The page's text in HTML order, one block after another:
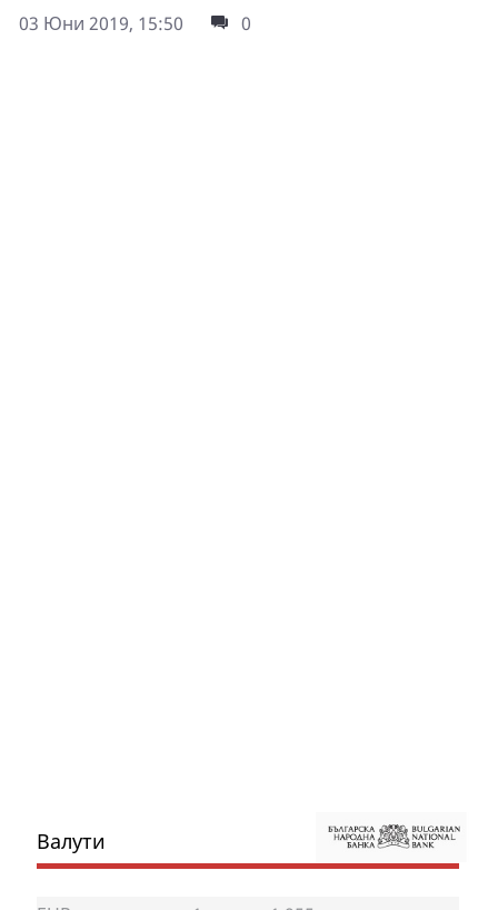
03 Юни 2019, 15:50
0
Валути